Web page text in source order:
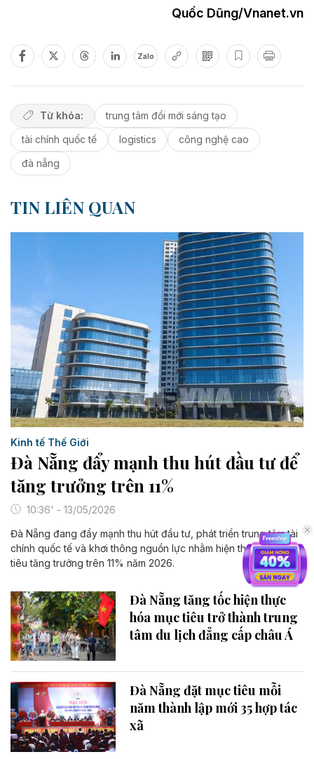
Quốc Dũng/Vnanet.vn
Zalo
Từ khóa:
trung tâm đổi mới sáng tạo
tài chính quốc tế
logistics
công nghệ cao
đà nẵng
TIN LIÊN QUAN
Kinh tế Thế Giới
Đà Nẵng đẩy mạnh thu hút đầu tư để
tăng trưởng trên 11%
10:36' - 13/05/2026
Đà Nẵng đang đẩy mạnh thu hút đầu tư, phát triển trung tâm tài
chính quốc tế và khơi thông nguồn lực nhằm hiện thực hóa mục
tiêu tăng trưởng trên 11% năm 2026.
Đà Nẵng tăng tốc hiện thực
hóa mục tiêu trở thành trung
tâm du lịch đẳng cấp châu Á
Đà Nẵng đặt mục tiêu mỗi
năm thành lập mới 35 hợp tác
xã